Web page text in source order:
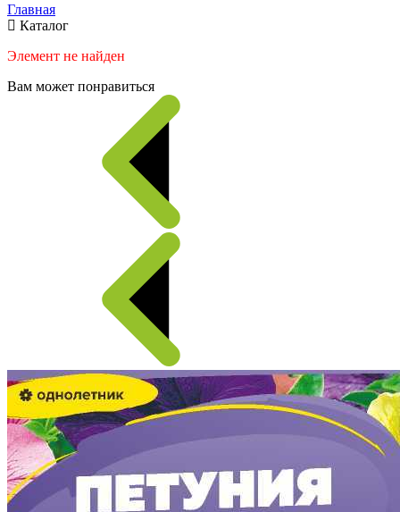
Главная
Каталог
Элемент не найден
Вам может понравиться